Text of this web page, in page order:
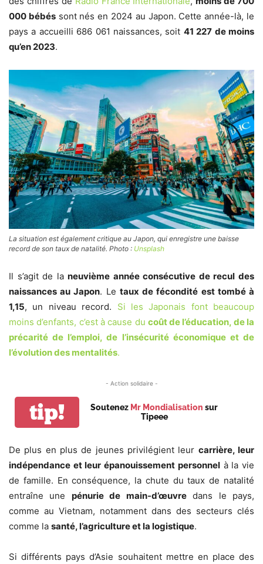
000 bébéssont nés en 2024 au Japon. Cette année-là, le
pays a accueilli 686 061 naissances, soit 41 227 de moins
qu’en 2023.
La situation est également critique au Japon, qui enregistre une baisse
record de son taux de natalité. Photo : Unsplash
Il s’agit de laneuvième année consécutive de recul des
naissances au Japon. Le taux de fécondité est tombé à
1,15, un niveau record. Si les Japonais font beaucoup
moins d’enfants, c’est à cause du coût de l’éducation, de la
précarité de l’emploi, de l’insécurité économique et de
l’évolution des mentalités.
- Action solidaire -
tip! Soutenez Mr Mondialisation sur
Tipeee
De plus en plus de jeunes privilégient leur carrière, leur
indépendance et leur épanouissement personnelà la vie
de famille. En conséquence, la chute du taux de natalité
entraîne une pénurie de main-d’œuvredans le pays,
comme au Vietnam, notamment dans des secteurs clés
comme la santé, l’agriculture et la logistique.
Si différents pays d’Asie souhaitent mettre en place des